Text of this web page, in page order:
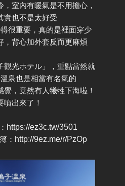
室內有暖氣是不用擔心，
實也不是太好受
很重要，真的是裡面穿少
，背心加外套反而更麻煩
觀光ホテル」，重點當然就
泉也是相當有名氣的
，竟然有人犧牲下海啦！
噴出來了！
https://ez3c.tw/3501
： http://9ez.me/r/PzOp